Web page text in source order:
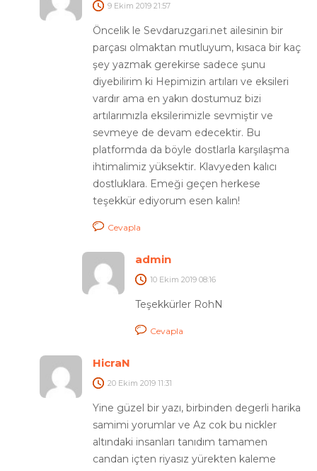
9 Ekim 2019 21:57
Öncelik le Sevdaruzgari.net ailesinin bir
parçası olmaktan mutluyum, kısaca bir kaç
şey yazmak gerekirse sadece şunu
diyebilirim ki Hepimizin artıları ve eksileri
vardır ama en yakın dostumuz bizi
artılarımızla eksilerimizle sevmiştir ve
sevmeye de devam edecektir. Bu
platformda da böyle dostlarla karşılaşma
ihtimalimiz yüksektir. Klavyeden kalıcı
dostluklara. Emeği geçen herkese
teşekkür ediyorum esen kalın!
Cevapla
admin
10 Ekim 2019 08:16
Teşekkürler RohN
Cevapla
HicraN
20 Ekim 2019 11:31
Yine güzel bir yazı, birbinden degerli harika
samimi yorumlar ve Az cok bu nickler
altındaki insanları tanıdım tamamen
candan içten riyasız yürekten kaleme